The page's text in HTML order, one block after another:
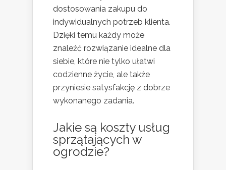
dostosowania zakupu do
indywidualnych potrzeb klienta.
Dzięki temu każdy może
znaleźć rozwiązanie idealne dla
siebie, które nie tylko ułatwi
codzienne życie, ale także
przyniesie satysfakcję z dobrze
wykonanego zadania.
Jakie są koszty usług
sprzątających w
ogrodzie?